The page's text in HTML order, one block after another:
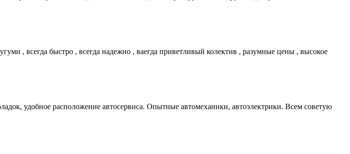
, всегда быстро , всегда надежно , ваегда приветливый колектив , разумные цены , высокое
удобное расположение автосервиса. Опытные автомеханики, автоэлектрики. Всем советую